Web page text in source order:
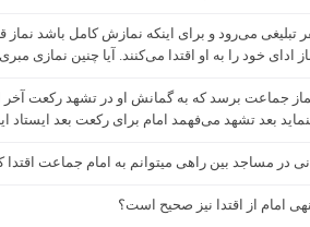
تبلیغی می‌رود و برای اینکه نمازش کامل باشد
ادای خود را به او اقتدا می‌کنند. آیا چنین نمازی
جماعت برسد که به گمانش او در تشهد رکعت آخر
بعد تشهد می‌فهمد امام برای رکعت بعد
در مساجد بین راهی میتوانم به امام جماعت اقتدا
نهی امام از اقتدا نیز صحیح است؟